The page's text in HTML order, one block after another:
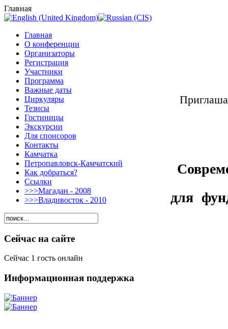
Главная
Главная
О конференции
Организаторы
Регистрация
Участники
Программа
Важные даты
Циркуляры
Тезисы
Гостиницы
Экскурсии
Для спонсоров
Контакты
Камчатка
Петропавловск-Камчатский
Как добраться?
Ссылки
>>>Магадан - 2008
>>>Владивосток - 2010
Сейчас на сайте
Сейчас 1 гость онлайн
Информационная поддержка
для